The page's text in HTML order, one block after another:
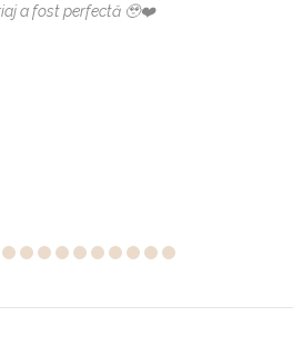
a fost perfectă 🥹❤️